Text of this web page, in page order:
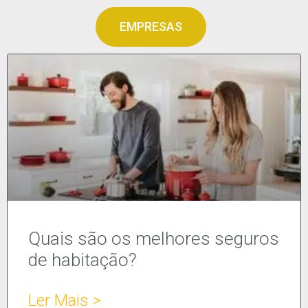
EMPRESAS
Quais são os melhores seguros
de habitação?
Ler Mais >